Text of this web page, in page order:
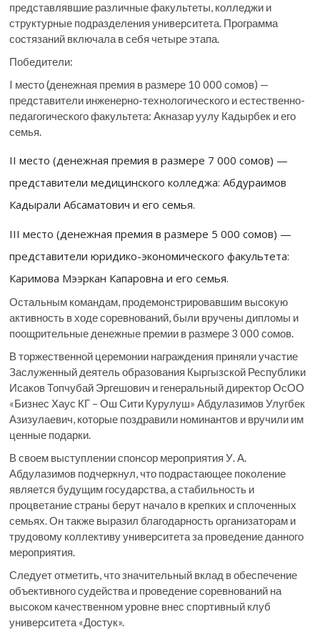
представлявшие различные факультеты, колледжи и
структурные подразделения университета. Программа
состязаний включала в себя четыре этапа.
Победители:
I место (денежная премия в размере 10 000 сомов) —
представители инженерно-технологического и естественно-
педагогического факультета: Акназар уулу Кадырбек и его
семья.
II место (денежная премия в размере 7 000 сомов) —
представители медицинского колледжа: Абдураимов
Кадырали Абсаматович и его семья.
III место (денежная премия в размере 5 000 сомов) —
представители юридико-экономического факультета:
Каримова Мээркан Капаровна и его семья.
Остальным командам, продемонстрировавшим высокую
активность в ходе соревнований, были вручены дипломы и
поощрительные денежные премии в размере 3 000 сомов.
В торжественной церемонии награждения приняли участие
Заслуженный деятель образования Кыргызской Республики
Исаков Топчубай Эргешович и генеральный директор ОсОО
«Бизнес Хаус КГ – Ош Сити Курулуш» Абдулазимов Улугбек
Азизулаевич, которые поздравили номинантов и вручили им
ценные подарки.
В своем выступлении спонсор мероприятия У. А.
Абдулазимов подчеркнул, что подрастающее поколение
является будущим государства, а стабильность и
процветание страны берут начало в крепких и сплоченных
семьях. Он также выразил благодарность организаторам и
трудовому коллективу университета за проведение данного
мероприятия.
Следует отметить, что значительный вклад в обеспечение
объективного судейства и проведение соревнований на
высоком качественном уровне внес спортивный клуб
университета «Достук».